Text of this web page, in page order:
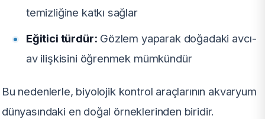
temizliğine katkı sağlar
Eğitici türdür: Gözlem yaparak doğadaki avcı-
av ilişkisini öğrenmek mümkündür
Bu nedenlerle, biyolojik kontrol araçlarının akvaryum
dünyasındaki en doğal örneklerinden biridir.